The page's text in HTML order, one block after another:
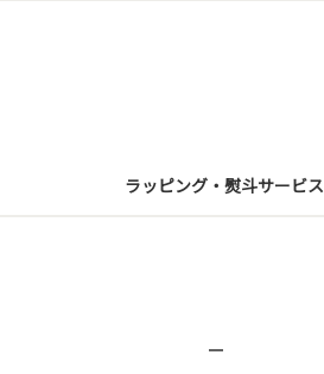
ラッピング・熨斗サービス